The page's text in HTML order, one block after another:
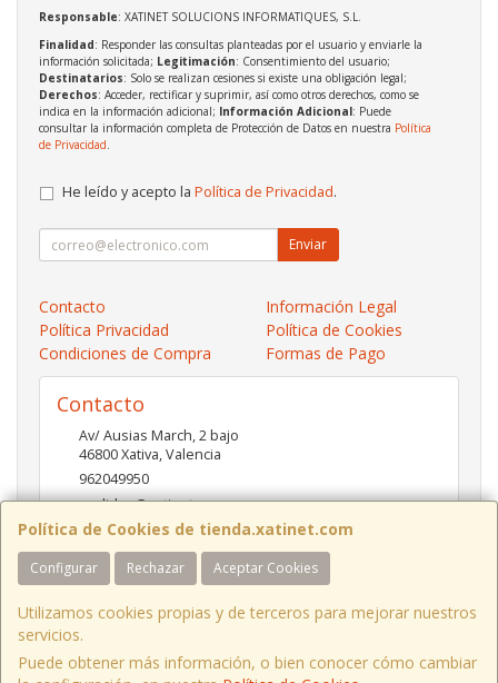
Política de Cookies de tienda.xatinet.com
Configurar Rechazar Aceptar Cookies
Utilizamos cookies propias y de terceros para mejorar nuestros
servicios.
Puede obtener más información, o bien conocer cómo cambiar
Responsable: XATINET SOLUCIONS INFORMATIQUES, S.L.
Finalidad: Responder las consultas planteadas por el usuario y enviarle la
información solicitada; Legitimación: Consentimiento del usuario;
Destinatarios: Solo se realizan cesiones si existe una obligación legal;
Derechos: Acceder, rectificar y suprimir, así como otros derechos, como se
indica en la información adicional; Información Adicional: Puede
consultar la información completa de Protección de Datos en nuestra Política
de Privacidad.
He leído y acepto la Política de Privacidad.
Enviar
Contacto
Información Legal
Política Privacidad
Política de Cookies
Condiciones de Compra
Formas de Pago
Contacto
Av/ Ausias March, 2 bajo
46800Xativa,Valencia
962049950
pedidos@xatinet.com
Horario
9-13:30 16:30-19:30